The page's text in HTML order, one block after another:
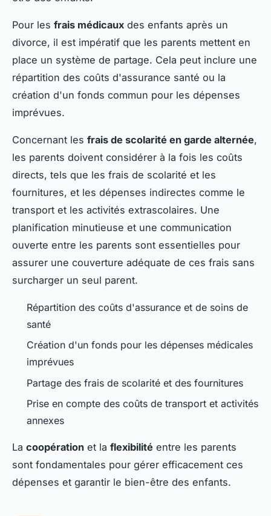
Pour les frais médicaux des enfants après un
divorce, il est impératif que les parents mettent en
place un système de partage. Cela peut inclure une
répartition des coûts d'assurance santé ou la
création d'un fonds commun pour les dépenses
imprévues.
Concernant les frais de scolarité en garde alternée,
les parents doivent considérer à la fois les coûts
directs, tels que les frais de scolarité et les
fournitures, et les dépenses indirectes comme le
transport et les activités extrascolaires. Une
planification minutieuse et une communication
ouverte entre les parents sont essentielles pour
assurer une couverture adéquate de ces frais sans
surcharger un seul parent.
Répartition des coûts d'assurance et de soins de
santé
Création d'un fonds pour les dépenses médicales
imprévues
Partage des frais de scolarité et des fournitures
Prise en compte des coûts de transport et activités
annexes
La coopération et la flexibilité entre les parents
sont fondamentales pour gérer efficacement ces
dépenses et garantir le bien-être des enfants.